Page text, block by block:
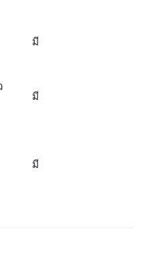
มี
มี
มี